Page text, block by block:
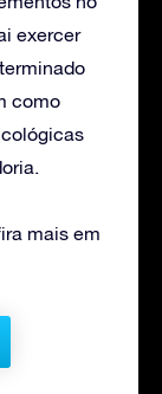
exercer
como
mais em